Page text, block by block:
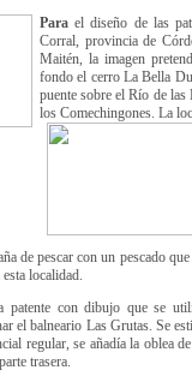
Para el diseño de las
Corral, provincia de
Maitén, la imagen
fondo el cerro La Bella
puente sobre el Río de las
los Comechingones. La
de pescar con un pescado
localidad.
patente con dibujo que se
el balneario Las Grutas. Se
regular, se añadía la oblea
trasera.